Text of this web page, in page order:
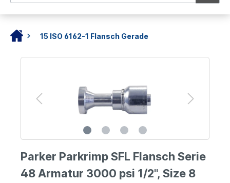
15 ISO 6162-1 Flansch Gerade
Parker Parkrimp SFL Flansch Serie
48 Armatur 3000 psi 1/2", Size 8